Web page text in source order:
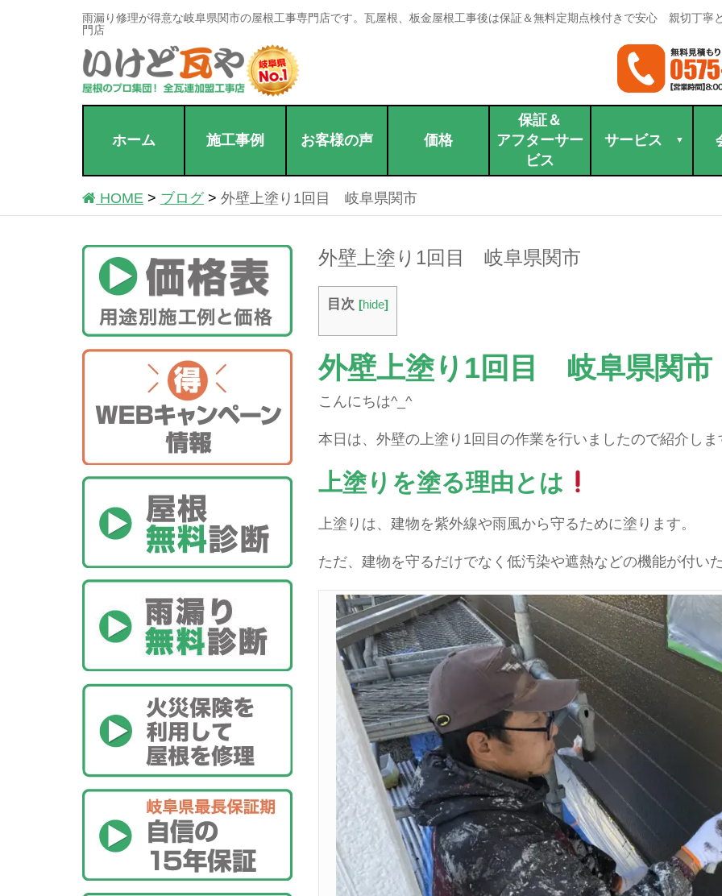
雨漏り修理が得意な岐阜県関市の屋根工事専門店です。瓦屋根、板金屋根工事後は保証＆無料定期点検付きで安心 親切丁寧
門店
ホーム 施工事例 お客様の声 価格
保証＆
アフターサー
ビス
サービス
HOME ブログ 外壁上塗り1回目 岐阜県関市
外壁上塗り1回目 岐阜県関市
目次 [hide]
外壁上塗り1回目 岐阜県関市
こんにちは^_^
本日は、外壁の上塗り1回目の作業を行いましたので紹介しま
上塗りを塗る理由とは
上塗りは、建物を紫外線や雨風から守るために塗ります。
ただ、建物を守るだけでなく低汚染や遮熱などの機能が付い